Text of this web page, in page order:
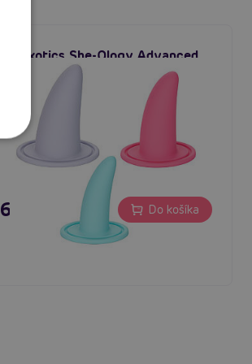
CalExotics She-Ology Advanced
Wearable Dilator Set
Skladom
63,80 € Do košíka